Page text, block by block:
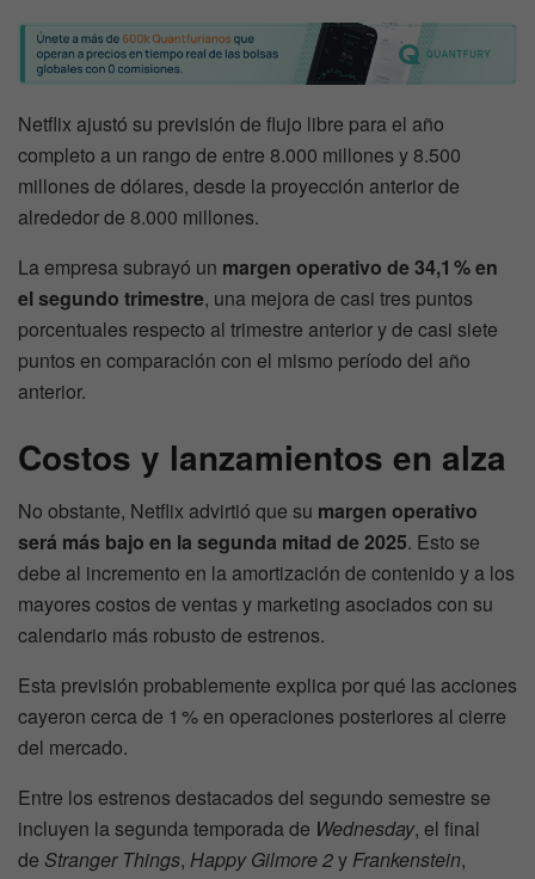
Netflix ajustó su previsión de flujo libre para el año
completo a un rango de entre 8.000 millones y 8.500
millones de dólares, desde la proyección anterior de
alrededor de 8.000 millones.
La empresa subrayó un margen operativo de 34,1 % en
el segundo trimestre, una mejora de casi tres puntos
porcentuales respecto al trimestre anterior y de casi siete
puntos en comparación con el mismo período del año
anterior.
Costos y lanzamientos en alza
No obstante, Netflix advirtió que su margen operativo
será más bajo en la segunda mitad de 2025. Esto se
debe al incremento en la amortización de contenido y a los
mayores costos de ventas y marketing asociados con su
calendario más robusto de estrenos.
Esta previsión probablemente explica por qué las acciones
cayeron cerca de 1 % en operaciones posteriores al cierre
del mercado.
Entre los estrenos destacados del segundo semestre se
incluyen la segunda temporada de Wednesday, el final
de Stranger Things, Happy Gilmore 2y Frankenstein,